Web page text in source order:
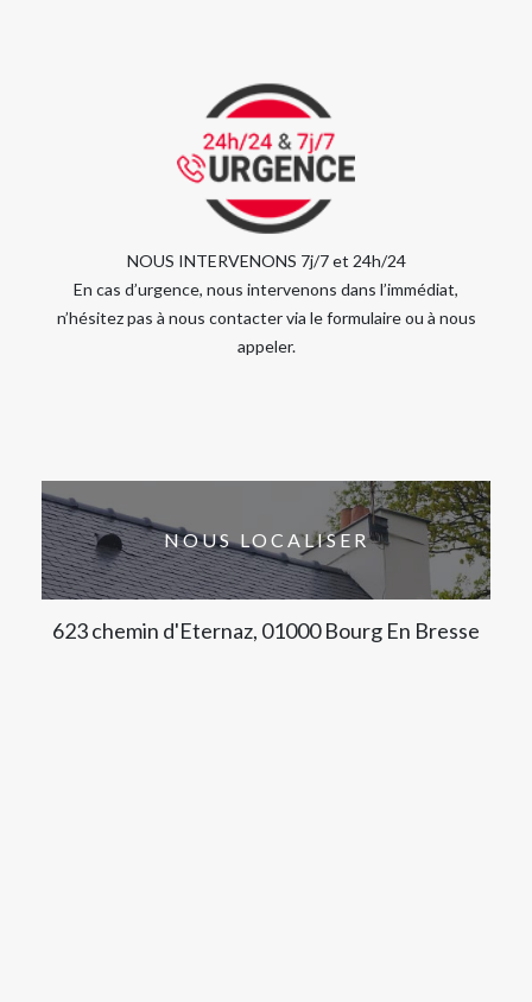
NOUS INTERVENONS 7j/7 et 24h/24
En cas d’urgence, nous intervenons dans l’immédiat,
n’hésitez pas à nous contacter via le formulaire ou à nous
appeler.
NOUS LOCALISER
623 chemin d'Eternaz, 01000 Bourg En Bresse